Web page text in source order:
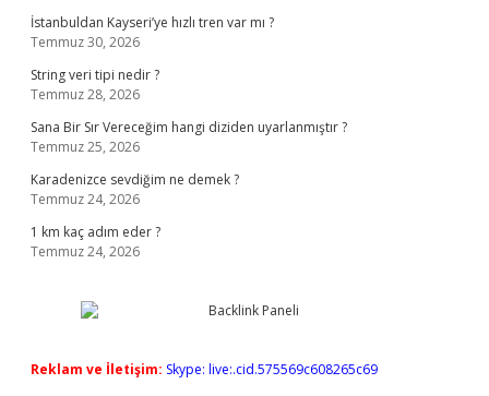
İstanbuldan Kayseri’ye hızlı tren var mı ?
Temmuz 30, 2026
String veri tipi nedir ?
Temmuz 28, 2026
Sana Bir Sır Vereceğim hangi diziden uyarlanmıştır ?
Temmuz 25, 2026
Karadenizce sevdiğim ne demek ?
Temmuz 24, 2026
1 km kaç adım eder ?
Temmuz 24, 2026
Reklam ve İletişim: Skype: live:.cid.575569c608265c69